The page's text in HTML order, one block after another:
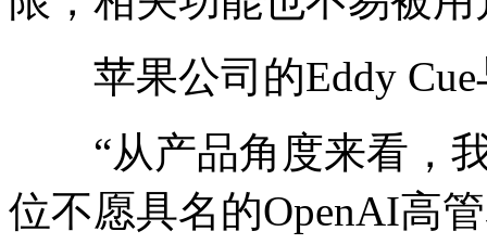
苹果公司的Eddy Cue
“从产品角度来看，我
位不愿具名的OpenAI高